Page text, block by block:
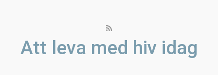
Att leva med hiv idag